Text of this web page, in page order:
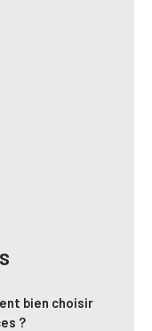
bien choisir
?